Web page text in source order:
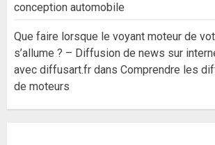
conception automobile
Que faire lorsque le voyant moteur de
s’allume ? – Diffusion de news sur
avec diffusart.fr dans Comprendre les
de moteurs